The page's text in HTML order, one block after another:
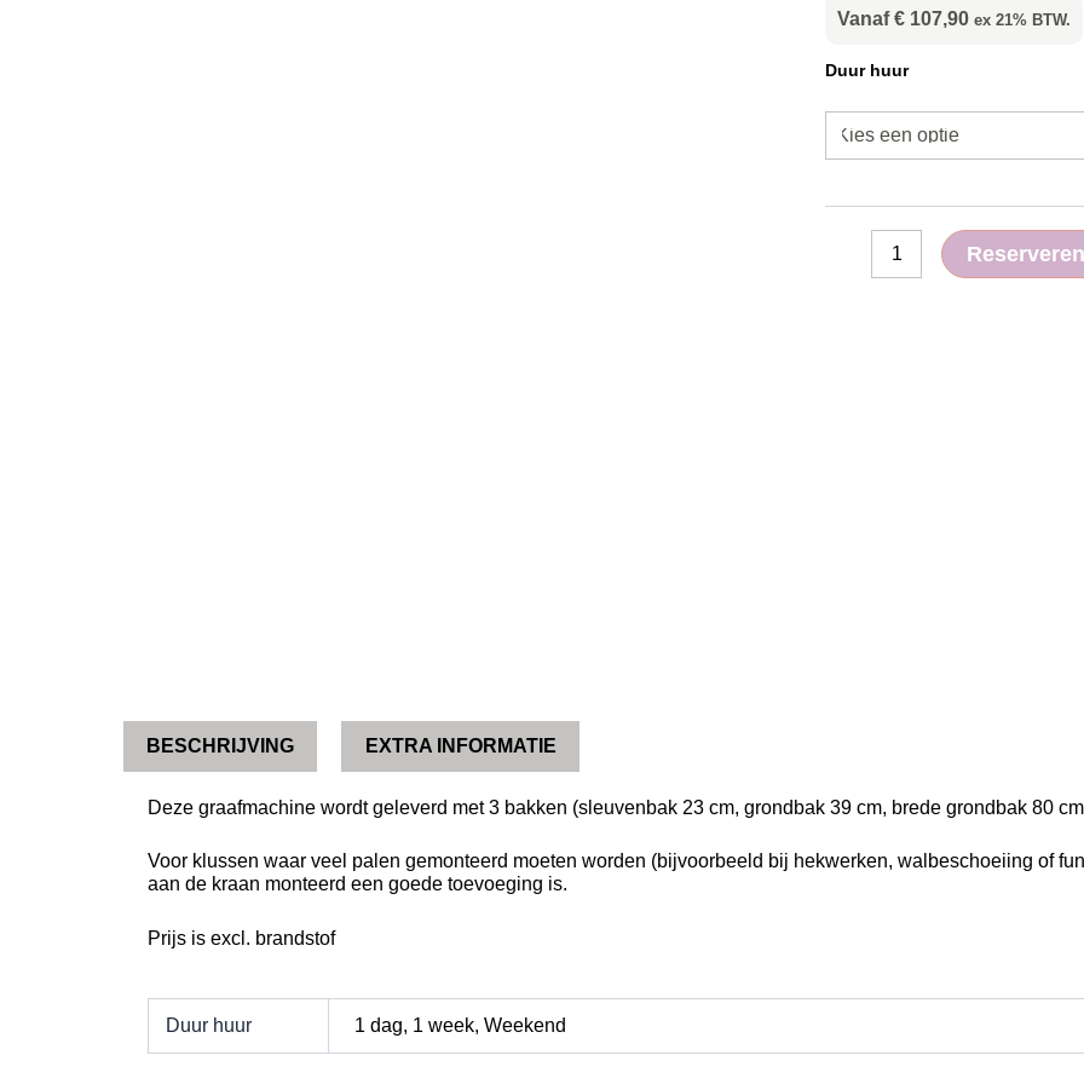
Vanaf € 107,90 ex 21% BTW.
Duur huur
1000KG
BESCHRIJVING EXTRA INFORMATIE
Deze graafmachine wordt geleverd met 3 bakken (sleuvenbak 23 cm, grondbak 39 cm, brede grondbak 80
Voor klussen waar veel palen gemonteerd moeten worden (bijvoorbeeld bij hekwerken, walbeschoeiing of
aan de kraan monteerd een goede toevoeging is.
Prijs is excl. brandstof
Duur huur 1 dag, 1 week, Weekend